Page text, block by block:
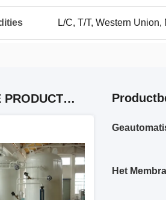
L/C, T/T, Western Union,
VERWANTE PRODUCTEN
Het